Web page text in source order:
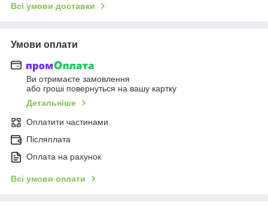
Всі умови доставки
Умови оплати
Ви отримаєте замовлення
або гроші повернуться на вашу картку
Детальніше
Оплатити частинами
Післяплата
Оплата на рахунок
Всі умови оплати